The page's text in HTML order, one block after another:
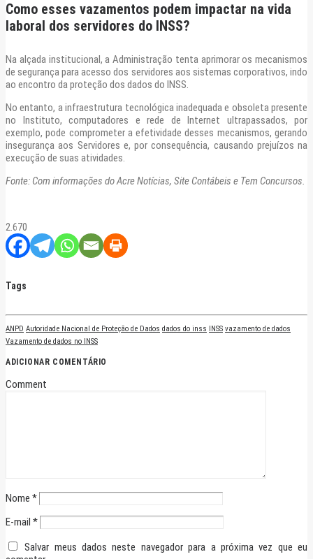
Como esses vazamentos podem impactar na vida
laboral dos servidores do INSS?
Na alçada institucional, a Administração tenta aprimorar os mecanismos
de segurança para acesso dos servidores aos sistemas corporativos, indo
ao encontro da proteção dos dados do INSS.
No entanto, a infraestrutura tecnológica inadequada e obsoleta presente
no Instituto, computadores e rede de Internet ultrapassados, por
exemplo, pode comprometer a efetividade desses mecanismos, gerando
insegurança aos Servidores e, por consequência, causando prejuízos na
execução de suas atividades.
Fonte: Com informações do Acre Notícias, Site Contábeis e Tem Concursos.
2.670
Tags
ANPD Autoridade Nacional de Proteção de Dados dados do inss INSS vazamento de dados
Vazamento de dados no INSS
ADICIONAR COMENTÁRIO
Comment
Nome *
E-mail *
Salvar meus dados neste navegador para a próxima vez que eu